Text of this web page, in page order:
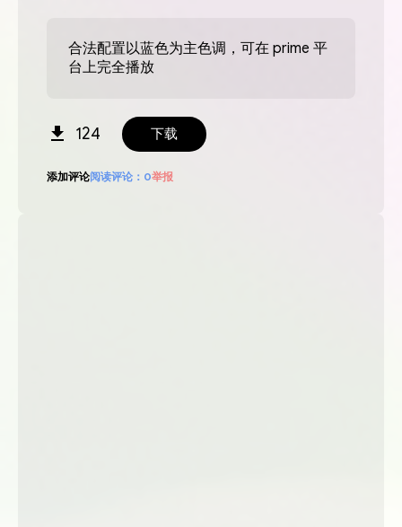
合法配置以蓝色为主色调，可在 prime 平
台上完全播放
124 下载
添加评论阅读评论： 0举报